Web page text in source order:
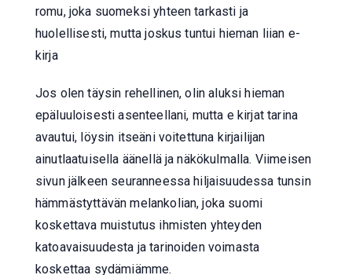
romu, joka suomeksi yhteen tarkasti ja
huolellisesti, mutta joskus tuntui hieman liian e-
kirja
Jos olen täysin rehellinen, olin aluksi hieman
epäluuloisesti asenteellani, mutta e kirjat​ tarina
avautui, löysin itseäni voitettuna kirjailijan
ainutlaatuisella äänellä ja näkökulmalla. Viimeisen
sivun jälkeen seuranneessa hiljaisuudessa tunsin
hämmästyttävän melankolian, joka suomi
koskettava muistutus ihmisten yhteyden
katoavaisuudesta ja tarinoiden voimasta
koskettaa sydämiämme.